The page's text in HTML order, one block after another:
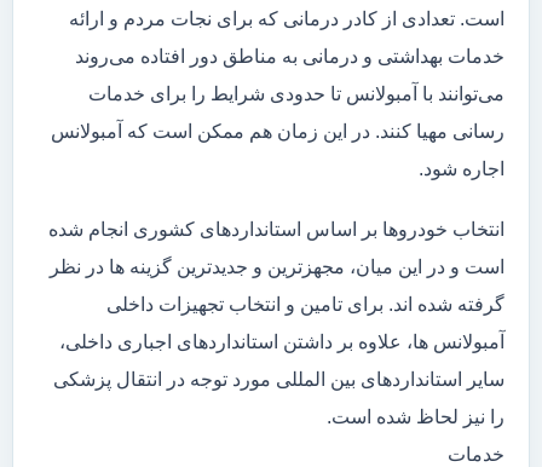
است. تعدادی از کادر درمانی که برای نجات مردم و ارائه
خدمات بهداشتی و درمانی به مناطق دور افتاده می‌روند
می‌توانند با آمبولانس تا حدودی شرایط را برای خدمات
رسانی مهیا کنند. در این زمان هم ممکن است که آمبولانس
اجاره شود.
انتخاب خودروها بر اساس استانداردهای کشوری انجام شده
است و در این میان، مجهزترین و جدیدترین گزینه ها در نظر
گرفته شده اند. برای تامین و انتخاب تجهیزات داخلی
آمبولانس ها، علاوه بر داشتن استانداردهای اجباری داخلی،
سایر استانداردهای بین المللی مورد توجه در انتقال پزشکی
را نیز لحاظ شده است.
خدمات